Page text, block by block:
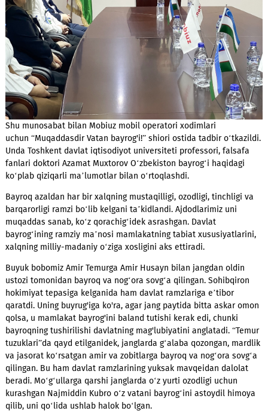
uchun “Muqaddasdir Vatan bayrog'i!”shiori ostida tadbir
Unda Toshkent davlat iqtisodiyot universiteti professori,
fanlari doktori Azamat Muxtorov O‘zbekiston bayrog‘i
ko‘plab qiziqarli ma’lumotlar bilan o‘rtoqlashdi.
Bayroq azaldan har bir xalqning mustaqilligi, ozodligi,
barqarorligi ramzi bo‘lib kelgani ta’kidlandi. Ajdodlarimiz uni
muqaddas sanab, ko‘z qorachig‘idek asrashgan. Davlat
bayrog‘ining ramziy ma’nosi mamlakatning tabiat
xalqning milliy-madaniy o‘ziga xosligini aks ettiradi.
Buyuk bobomiz Amir Temurga Amir Husayn bilan jangdan
ustozi tomonidan bayroq va nog‘ora sovg‘a qilingan.
hokimiyat tepasiga kelganida ham davlat ramzlariga e’tibor
qaratdi. Uning buyrug'iga ko'ra, agar jang paytida bitta askar
qolsa, u mamlakat bayrog'ini baland tutishi kerak edi, chunki
bayroqning tushirilishi davlatning mag'lubiyatini anglatadi.